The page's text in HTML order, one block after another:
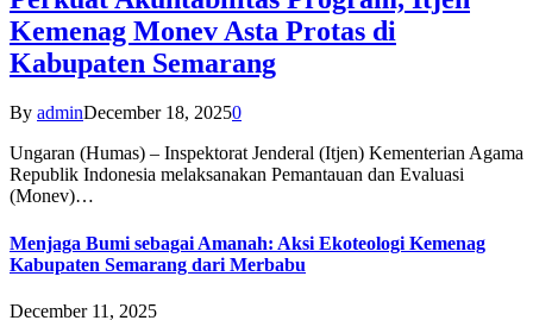
Kemenag Monev Asta Protas di
Kabupaten Semarang
By adminDecember 18, 20250
Ungaran (Humas) – Inspektorat Jenderal (Itjen) Kementerian Agama
Republik Indonesia melaksanakan Pemantauan dan Evaluasi
(Monev)…
Menjaga Bumi sebagai Amanah: Aksi Ekoteologi Kemenag
Kabupaten Semarang dari Merbabu
December 11, 2025